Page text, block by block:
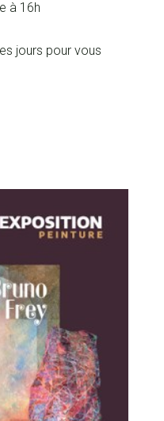
à 16h
jours pour vous